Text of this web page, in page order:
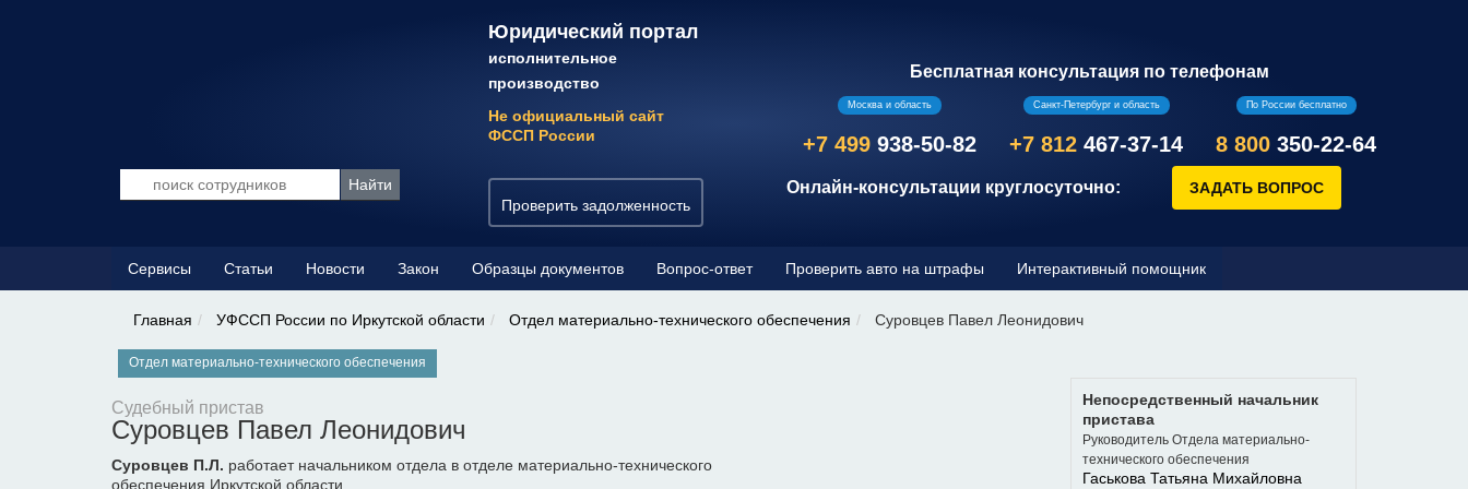
Юридический портал
исполнительное
производство
Не официальный сайт
ФССП России
Проверить задолженность
Бесплатная консультация по телефонам
Москва и область
+7 499 938-50-82
Санкт-Петербург и область
+7 812 467-37-14
По России бесплатно
8 800 350-22-64
Онлайн-консультации круглосуточно:
Сервисы Статьи Новости Закон Образцы документов Вопрос-ответ Проверить авто на штрафы Интерактивный помощник
Главная УФССП России по Иркутской области Отдел материально-технического обеспечения Суровцев Павел Леонидович
Отдел материально-технического обеспечения
Судебный пристав
Суровцев Павел Леонидович
Суровцев П.Л. работает начальником отдела в отделе материально-технического
обеспечения Иркутской области
Непосредственный начальник
пристава
Руководитель Отдела материально-
технического обеспечения
Гаськова Татьяна Михайловна